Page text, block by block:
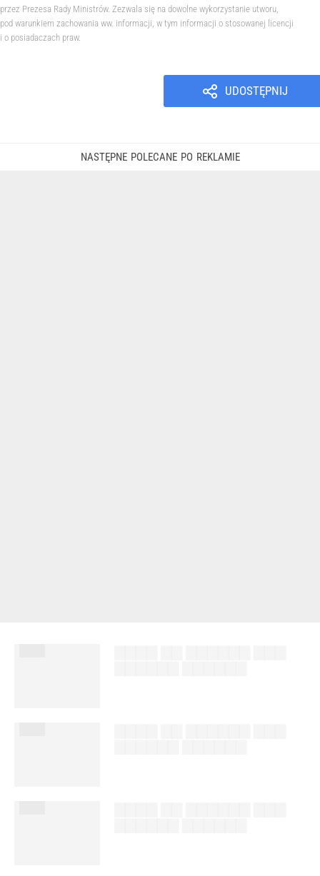
przez Prezesa Rady Ministrów. Zezwala się na dowolne wykorzystanie utworu,
pod warunkiem zachowania ww. informacji, w tym informacji o stosowanej licencji
i o posiadaczach praw.
UDOSTĘPNIJ